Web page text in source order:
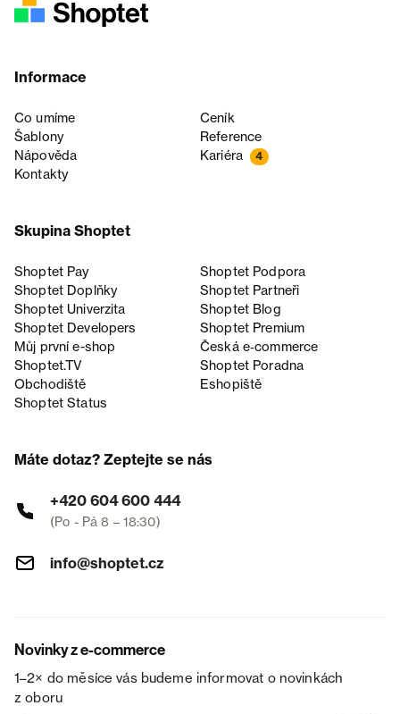
Informace
Co umíme
Ceník
Šablony
Reference
Nápověda
Kariéra 4
Kontakty
Skupina Shoptet
Shoptet Pay
Shoptet Podpora
Shoptet Doplňky
Shoptet Partneři
Shoptet Univerzita
Shoptet Blog
Shoptet Developers
Shoptet Premium
Můj první e-shop
Česká e‑commerce
Shoptet.TV
Shoptet Poradna
Obchodiště
Eshopiště
Shoptet Status
Máte dotaz? Zeptejte se nás
+420 604 600 444
(Po - Pá 8 – 18:30)
info@shoptet.cz
Novinky z e-commerce
1–2× do měsíce vás budeme informovat o novinkách
z oboru